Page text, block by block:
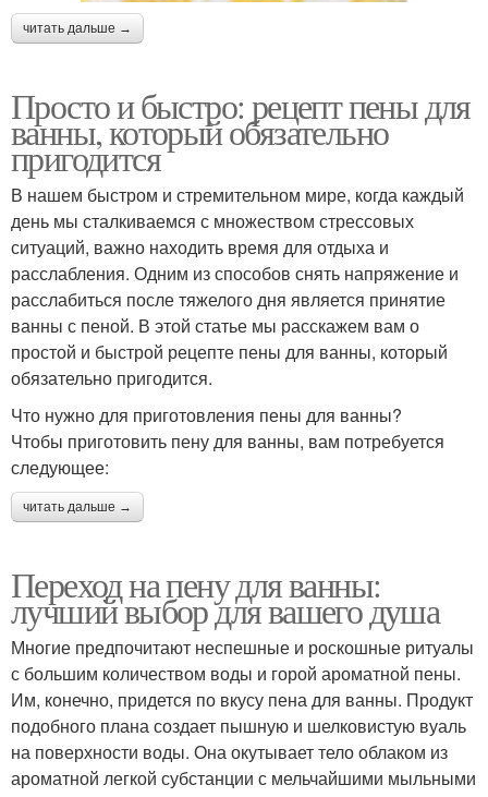
читать дальше →
Просто и быстро: рецепт пены для
ванны, который обязательно
пригодится
В нашем быстром и стремительном мире, когда каждый
день мы сталкиваемся с множеством стрессовых
ситуаций, важно находить время для отдыха и
расслабления. Одним из способов снять напряжение и
расслабиться после тяжелого дня является принятие
ванны с пеной. В этой статье мы расскажем вам о
простой и быстрой рецепте пены для ванны, который
обязательно пригодится.
Что нужно для приготовления пены для ванны?
Чтобы приготовить пену для ванны, вам потребуется
следующее:
читать дальше →
Переход на пену для ванны:
лучший выбор для вашего душа
Многие предпочитают неспешные и роскошные ритуалы
с большим количеством воды и горой ароматной пены.
Им, конечно, придется по вкусу пена для ванны. Продукт
подобного плана создает пышную и шелковистую вуаль
на поверхности воды. Она окутывает тело облаком из
ароматной легкой субстанции с мельчайшими мыльными